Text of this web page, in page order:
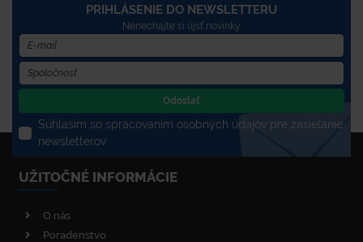
PRIHLÁSENIE DO NEWSLETTERU
Nenechajte si újsť novinky
Odoslať
Súhlasím so spracovaním osobných údajov pre zasielanie
newsletterov
UŽITOČNÉ INFORMÁCIE
O nás
Poradenstvo